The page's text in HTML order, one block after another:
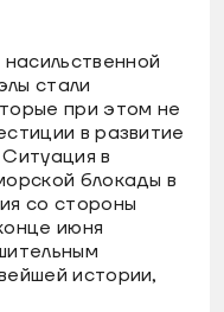
стали
при этом не
в развитие
в
блокады в
со стороны
июня
истории,